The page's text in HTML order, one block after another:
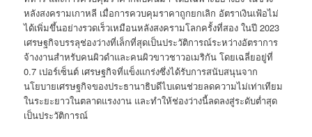
หลังสงครามเกาหลี เมื่อการควบคุมราคาถูกยกเลิก อัตราเงินเฟ้อไม่
ได้เพิ่มขึ้นอย่างรวดเร็วเหมือนหลังสงครามโลกครั้งที่สอง ในปี 2023
เศรษฐกิจบรรลุช่องว่างที่เล็กที่สุดเป็นประวัติการณ์ระหว่างอัตราการ
จ้างงานสำหรับคนผิวดำและคนผิวขาวชาวอเมริกัน โดยเฉลี่ยอยู่ที่
0.7 เปอร์เซ็นต์ เศรษฐกิจที่แข็งแกร่งซึ่งได้รับการสนับสนุนจาก
นโยบายเศรษฐกิจของประธานาธิบดีไบเดนช่วยลดความไม่เท่าเทียม
ในระยะยาวในตลาดแรงงาน และทำให้ช่องว่างนี้ลดลงสู่ระดับต่ำสุด
เป็นประวัติการณ์